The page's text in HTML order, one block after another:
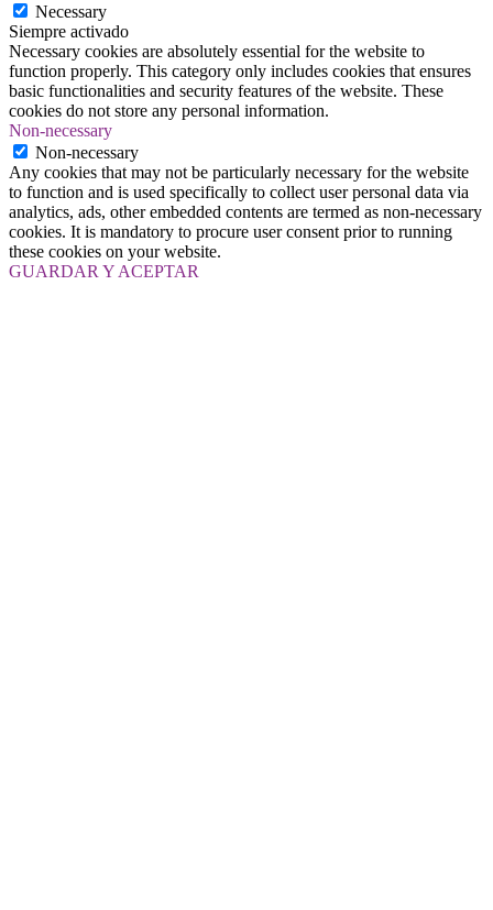
Necessary
Siempre activado
Necessary cookies are absolutely essential for the website to
function properly. This category only includes cookies that ensures
basic functionalities and security features of the website. These
cookies do not store any personal information.
Non-necessary
Non-necessary
Any cookies that may not be particularly necessary for the website
to function and is used specifically to collect user personal data via
analytics, ads, other embedded contents are termed as non-necessary
cookies. It is mandatory to procure user consent prior to running
these cookies on your website.
GUARDAR Y ACEPTAR